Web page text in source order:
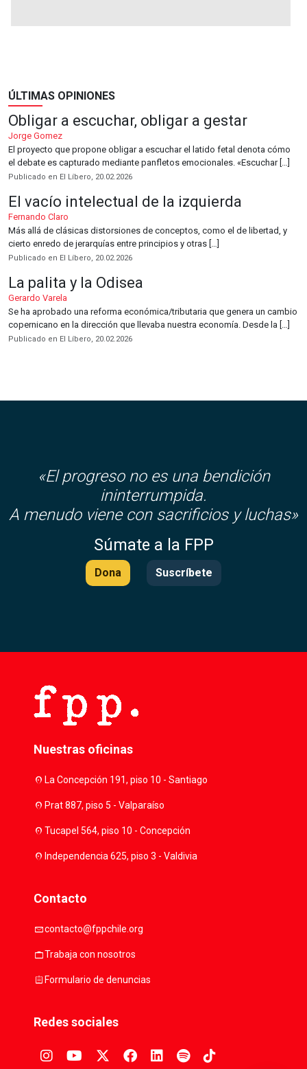
ÚLTIMAS OPINIONES
Obligar a escuchar, obligar a gestar
Jorge Gomez
El proyecto que propone obligar a escuchar el latido fetal denota cómo
el debate es capturado mediante panfletos emocionales. «Escuchar […]
Publicado en El Líbero, 20.02.2026
El vacío intelectual de la izquierda
Fernando Claro
Más allá de clásicas distorsiones de conceptos, como el de libertad, y
cierto enredo de jerarquías entre principios y otras […]
Publicado en El Líbero, 20.02.2026
La palita y la Odisea
Gerardo Varela
Se ha aprobado una reforma económica/tributaria que genera un cambio
copernicano en la dirección que llevaba nuestra economía. Desde la […]
Publicado en El Líbero, 20.02.2026
«El progreso no es una bendición
ininterrumpida.
A menudo viene con sacrificios y luchas»
Súmate a la FPP
Dona Suscríbete
Nuestras oficinas
location_onLa Concepción 191, piso 10 - Santiago
location_onPrat 887, piso 5 - Valparaíso
location_onTucapel 564, piso 10 - Concepción
location_onIndependencia 625, piso 3 - Valdivia
Contacto
mailcontacto@fppchile.org
workTrabaja con nosotros
assignmentFormulario de denuncias
Redes sociales